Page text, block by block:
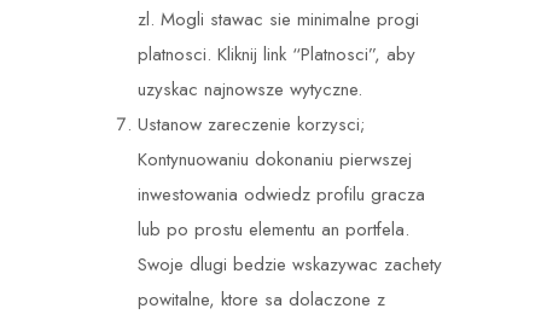
zl. Mogli stawac sie minimalne progi
platnosci. Kliknij link “Platnosci”, aby
uzyskac najnowsze wytyczne.
Ustanow zareczenie korzysci;
Kontynuowaniu dokonaniu pierwszej
inwestowania odwiedz profilu gracza
lub po prostu elementu an portfela.
Swoje dlugi bedzie wskazywac zachety
powitalne, ktore sa dolaczone z